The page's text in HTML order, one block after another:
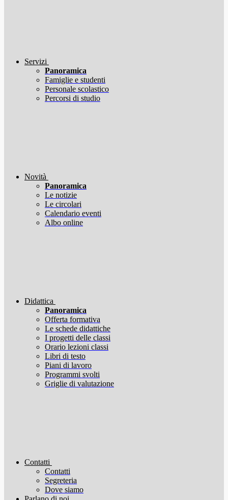
Servizi
Panoramica
Famiglie e studenti
Personale scolastico
Percorsi di studio
Novità
Panoramica
Le notizie
Le circolari
Calendario eventi
Albo online
Didattica
Panoramica
Offerta formativa
Le schede didattiche
I progetti delle classi
Orario lezioni classi
Libri di testo
Piani di lavoro
Programmi svolti
Griglie di valutazione
Contatti
Contatti
Segreteria
Dove siamo